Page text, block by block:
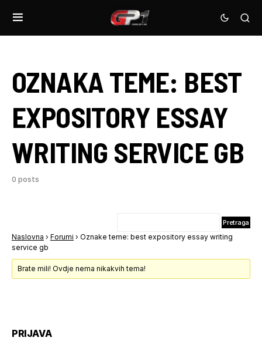
OZNAKA TEME: BEST
EXPOSITORY ESSAY
WRITING SERVICE GB
0 posts
Naslovna › Forumi › Oznake teme: best expository essay writing
service gb
Brate mili! Ovdje nema nikakvih tema!
PRIJAVA